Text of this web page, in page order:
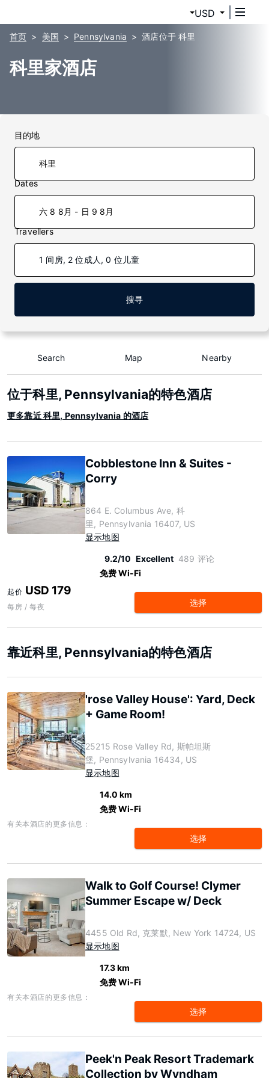
USD
首页 美国 Pennsylvania 酒店位于 科里
科里家酒店
目的地
Dates
六 8 8月 - 日 9 8月
Travellers
1 间房, 2 位成人, 0 位儿童
搜寻
Search Map Nearby
位于科里, Pennsylvania的特色酒店
更多靠近 科里, Pennsylvania 的酒店
Cobblestone Inn & Suites -
Corry
864 E. Columbus Ave, 科
里, Pennsylvania 16407, US
显示地图
9.2/10 Excellent 489 评论
免费 Wi-Fi
起价 USD 179
每房 / 每夜 选择
靠近科里, Pennsylvania的特色酒店
'rose Valley House': Yard, Deck
+ Game Room!
25215 Rose Valley Rd, 斯帕坦斯
堡, Pennsylvania 16434, US
显示地图
14.0 km
免费 Wi-Fi
有关本酒店的更多信息：
选择
Walk to Golf Course! Clymer
Summer Escape w/ Deck
4455 Old Rd, 克莱默, New York 14724, US
显示地图
17.3 km
免费 Wi-Fi
有关本酒店的更多信息：
选择
Peek'n Peak Resort Trademark
Collection by Wyndham